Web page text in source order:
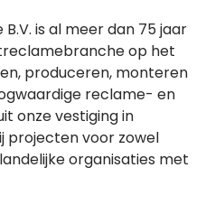
is al meer dan 75 jaar
op het
produceren, monteren
reclame- en
onze vestiging in
projecten voor zowel
organisaties met